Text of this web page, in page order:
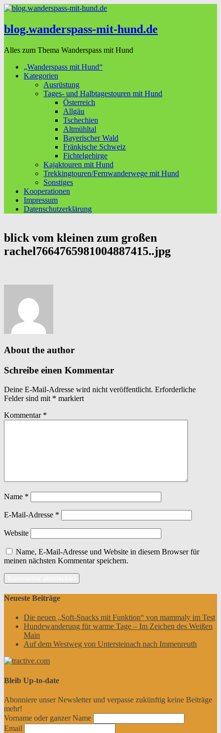
blog.wanderspass-mit-hund.de
Alles zum Thema Wanderspass mit Hund
„Wanderspass mit Hund“
Kategorien
Ausrüstung
Tages- und Halbtagestouren mit Hund
Österreich
Allgäu
Tschechien
Altmühltal
Bayerischer Wald
Fränkische Schweiz
Fichtelgebirge
Kajaktouren mit Hund
Trekkingtouren/Fernwanderwege mit Hund
Sonstiges
Kooperationen
Impressum
Datenschutzerklärung
blick vom kleinen zum großen
rachel7664765981004887415..jpg
About the author
Schreibe einen Kommentar
Deine E-Mail-Adresse wird nicht veröffentlicht. Erforderliche
Felder sind mit * markiert
Kommentar *
Name *
E-Mail-Adresse *
Website
Name, E-Mail-Adresse und Website in diesem Browser für
meinen nächsten Kommentar speichern.
Neueste Beiträge
Die neuen „Soft-Snacks mit Funktion“ von mammaly im Test
Hundewanderung für warme Tage – Im Zeichen des Weißen
Main
Auf dem Westweg von Untersteinach nach Immenreuth
Bleib Up-to-date
Abonniere unser Newsletter und verpasse zukünftig keine Beiträge
mehr!
Vorname oder ganzer Name
Email